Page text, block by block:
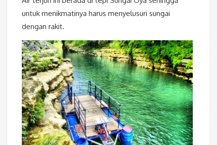
untuk menikmatinya harus menyelusuri sungai
dengan rakit.